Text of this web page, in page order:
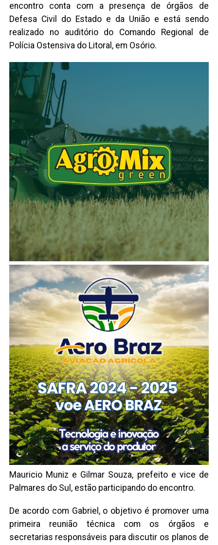
encontro conta com a presença de órgãos de
Defesa Civil do Estado e da União e está sendo
realizado no auditório do Comando Regional de
Polícia Ostensiva do Litoral, em Osório.
Mauricio Muniz e Gilmar Souza, prefeito e vice de
Palmares do Sul, estão participando do encontro.
De acordo com Gabriel, o objetivo é promover uma
primeira reunião técnica com os órgãos e
secretarias responsáveis para discutir os planos de